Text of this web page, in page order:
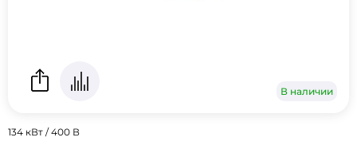
В наличии
134 кВт / 400 В